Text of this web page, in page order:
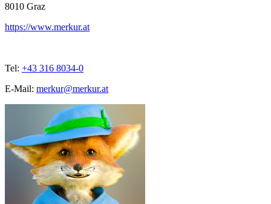
8010 Graz
https://www.merkur.at
Tel: +43 316 8034-0
E-Mail: merkur@merkur.at